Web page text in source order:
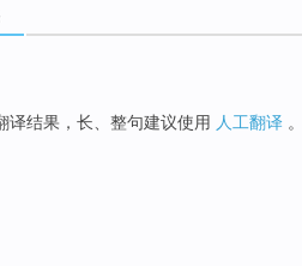
译结果，长、整句建议使用 人工翻译